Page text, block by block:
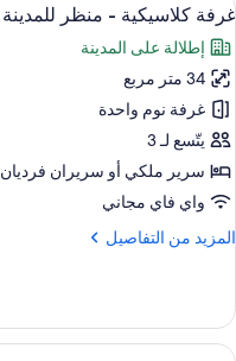
جميع
صور
غرفة
كلاسيكية
-
منظر
للمدينة
12
غرفة كلاسيكية - منظر للمدينة
إطلالة على المدينة
34 متر مربع
غرفة نوم واحدة
يتّسع لـ 3
سرير ملكي‫‬ أو سريران فرديان
واي فاي مجاني
المزيد من التفاصيل
المزيد
غرفة
كلاسيكية